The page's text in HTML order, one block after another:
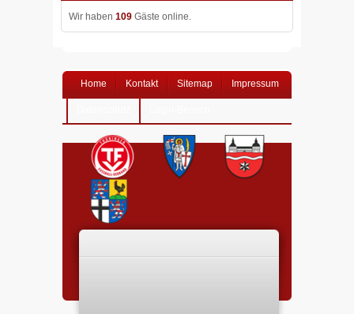
Wir haben 109 Gäste online.
Home Kontakt Sitemap Impressum